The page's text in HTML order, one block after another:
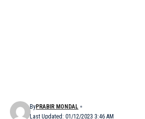
Last Updated: 01/12/2023 3:46 AM
ByPRABIR MONDAL